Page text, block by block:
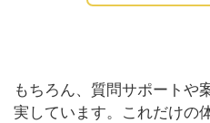
もちろん、質問サポートや
実しています。これだけの